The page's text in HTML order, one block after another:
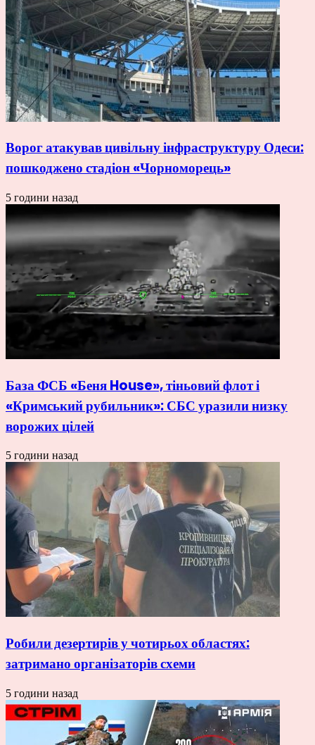
Ворог атакував цивільну інфраструктуру Одеси:
пошкоджено стадіон «Чорноморець»
5 години назад
База ФСБ «Беня House», тіньовий флот і
«Кримський рубильник»: СБС уразили низку
ворожих цілей
5 години назад
Робили дезертирів у чотирьох областях:
затримано організаторів схеми
5 години назад